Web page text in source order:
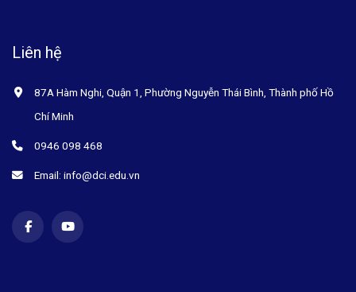
Liên hệ
87A Hàm Nghi, Quận 1, Phường Nguyễn Thái Bình, Thành phố Hồ
Chí Minh
0946 098 468
Email: info@dci.edu.vn